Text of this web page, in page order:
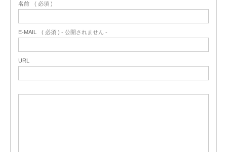
名前 ( 必須 )
E-MAIL ( 必須 ) - 公開されません -
URL